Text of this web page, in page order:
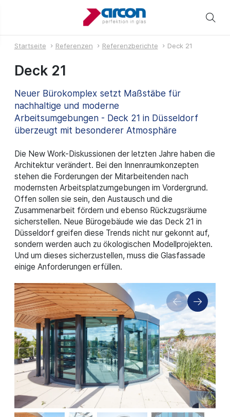
Startseite Referenzen Referenzberichte Deck 21
Deck 21
Neuer Bürokomplex setzt Maßstäbe für
nachhaltige und moderne
Arbeitsumgebungen - Deck 21 in Düsseldorf
überzeugt mit besonderer Atmosphäre
Die New Work-Diskussionen der letzten Jahre haben die
Architektur verändert. Bei den Innenraumkonzepten
stehen die Forderungen der Mitarbeitenden nach
modernsten Arbeitsplatzumgebungen im Vordergrund.
Offen sollen sie sein, den Austausch und die
Zusammenarbeit fördern und ebenso Rückzugsräume
sicherstellen. Neue Bürogebäude wie das Deck 21 in
Düsseldorf greifen diese Trends nicht nur gekonnt auf,
sondern werden auch zu ökologischen Modellprojekten.
Und um dieses sicherzustellen, muss die Glasfassade
einige Anforderungen erfüllen.